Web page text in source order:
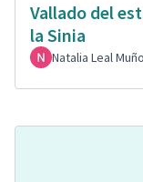
Vallado del
la Sinia
Natalia Leal